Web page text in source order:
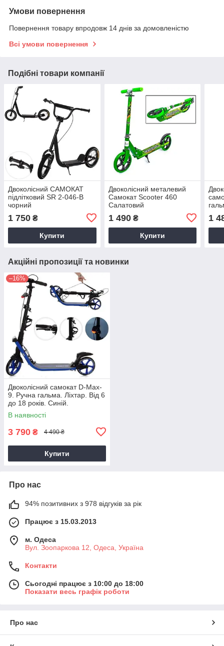
Умови повернення
Повернення товару впродовж 14 днів за домовленістю
Всі умови повернення
Подібні товари компанії
Двоколісний САМОКАТ
підлітковий SR 2-046-B
чорний
1 750 ₴
Купити
Двоколісний металевий
Самокат Scooter 460
Салатовий
1 490₴
Купити
1
Акційні пропозиції та новинки
–16%
Двоколісний самокат D-Max-
9. Ручна гальма. Ліхтар. Від 6
до 18 років. Синій.
В наявності
3 790 ₴ 4 490 ₴
Купити
Про нас
94% позитивних з 978 відгуків за рік
Працює з 15.03.2013
м. Одеса
Вул. Зоопаркова 12, Одеса, Україна
Контакти
Сьогодні працює з 10:00 до 18:00
Показати весь графік роботи
Про нас